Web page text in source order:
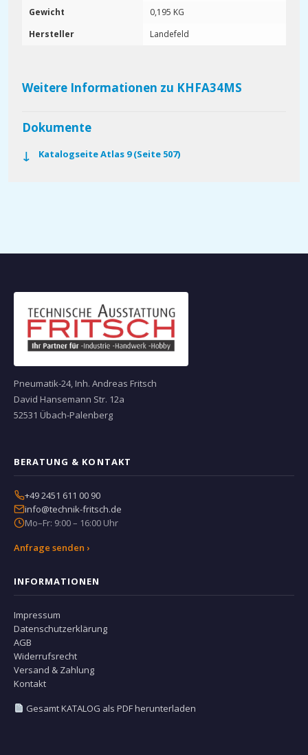
Gewicht
0,195 KG
Hersteller
Landefeld
Weitere Informationen zu KHFA34MS
Dokumente
Katalogseite Atlas 9 (Seite 507)
Pneumatik-24, Inh. Andreas Fritsch
David Hansemann Str. 12a
52531 Übach-Palenberg
BERATUNG & KONTAKT
+49 2451 611 00 90
info@technik-fritsch.de
Mo–Fr: 9:00 – 16:00 Uhr
Anfrage senden ›
INFORMATIONEN
Impressum
Datenschutzerklärung
AGB
Widerrufsrecht
Versand & Zahlung
Kontakt
Gesamt KATALOG als PDF herunterladen